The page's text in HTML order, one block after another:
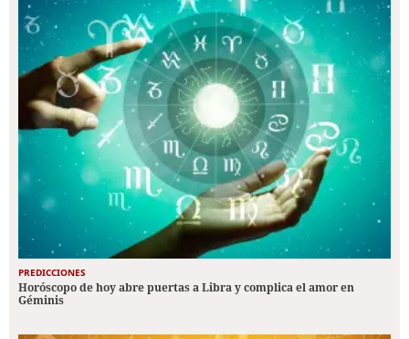
PREDICCIONES
Horóscopo de hoy abre puertas a Libra y complica el amor en
Géminis